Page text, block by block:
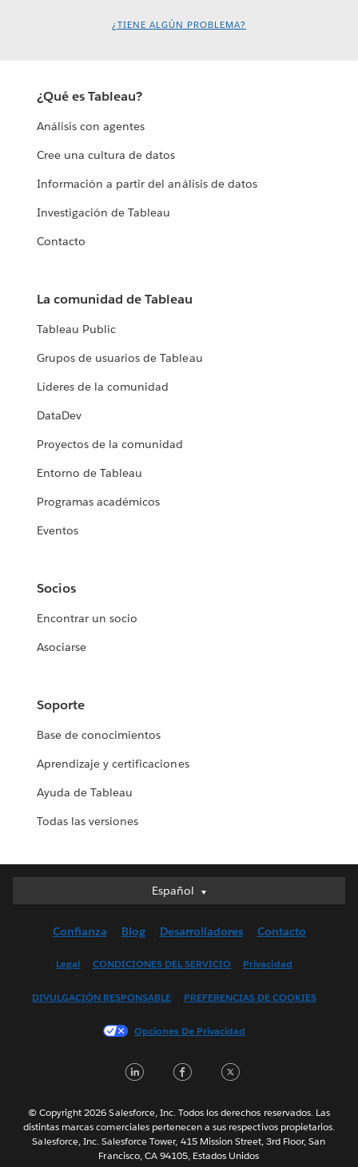
¿TIENE ALGÚN PROBLEMA?
¿Qué es Tableau?
Análisis con agentes
Cree una cultura de datos
Información a partir del análisis de datos
Investigación de Tableau
Contacto
La comunidad de Tableau
Tableau Public
Grupos de usuarios de Tableau
Líderes de la comunidad
DataDev
Proyectos de la comunidad
Entorno de Tableau
Programas académicos
Eventos
Socios
Encontrar un socio
Asociarse
Soporte
Base de conocimientos
Aprendizaje y certificaciones
Ayuda de Tableau
Todas las versiones
Español
Español
English (UK)
Français (France)
한국어
Português
Svenska
ไทย
Confianza Blog Desarrolladores Contacto
Legal CONDICIONES DEL SERVICIO Privacidad
DIVULGACIÓN RESPONSABLE PREFERENCIAS DE COOKIES
Opciones De Privacidad
LinkedInFacebook
© Copyright 2026 Salesforce, Inc. Todos los derechos reservados. Las
distintas marcas comerciales pertenecen a sus respectivos propietarios.
Salesforce, Inc. Salesforce Tower, 415 Mission Street, 3rd Floor, San
Francisco, CA 94105, Estados Unidos